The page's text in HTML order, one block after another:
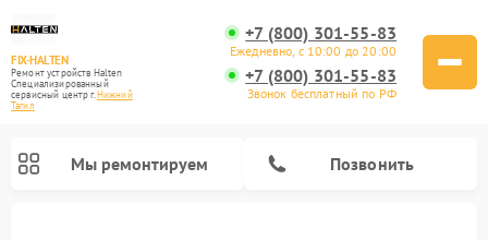
FIX-HALTEN
Ремонт устройств Halten
Специализированный
cервисный центр г.Нижний
Тагил
+7 (800) 301-55-83
Ежедневно, с 10:00 до 20:00
+7 (800) 301-55-83
Звонок бесплатный по РФ
Мы ремонтируем Позвонить